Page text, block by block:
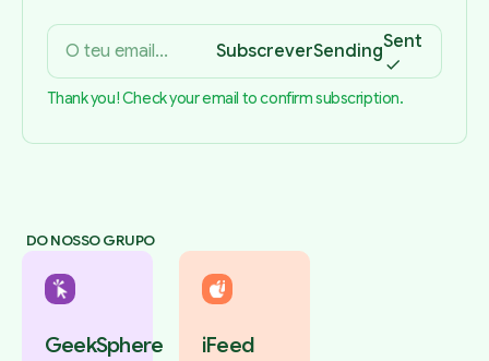
SubscreverSendingSent
Thank you! Check your email to confirm subscription.
DO NOSSO GRUPO
GeekSphere iFeed